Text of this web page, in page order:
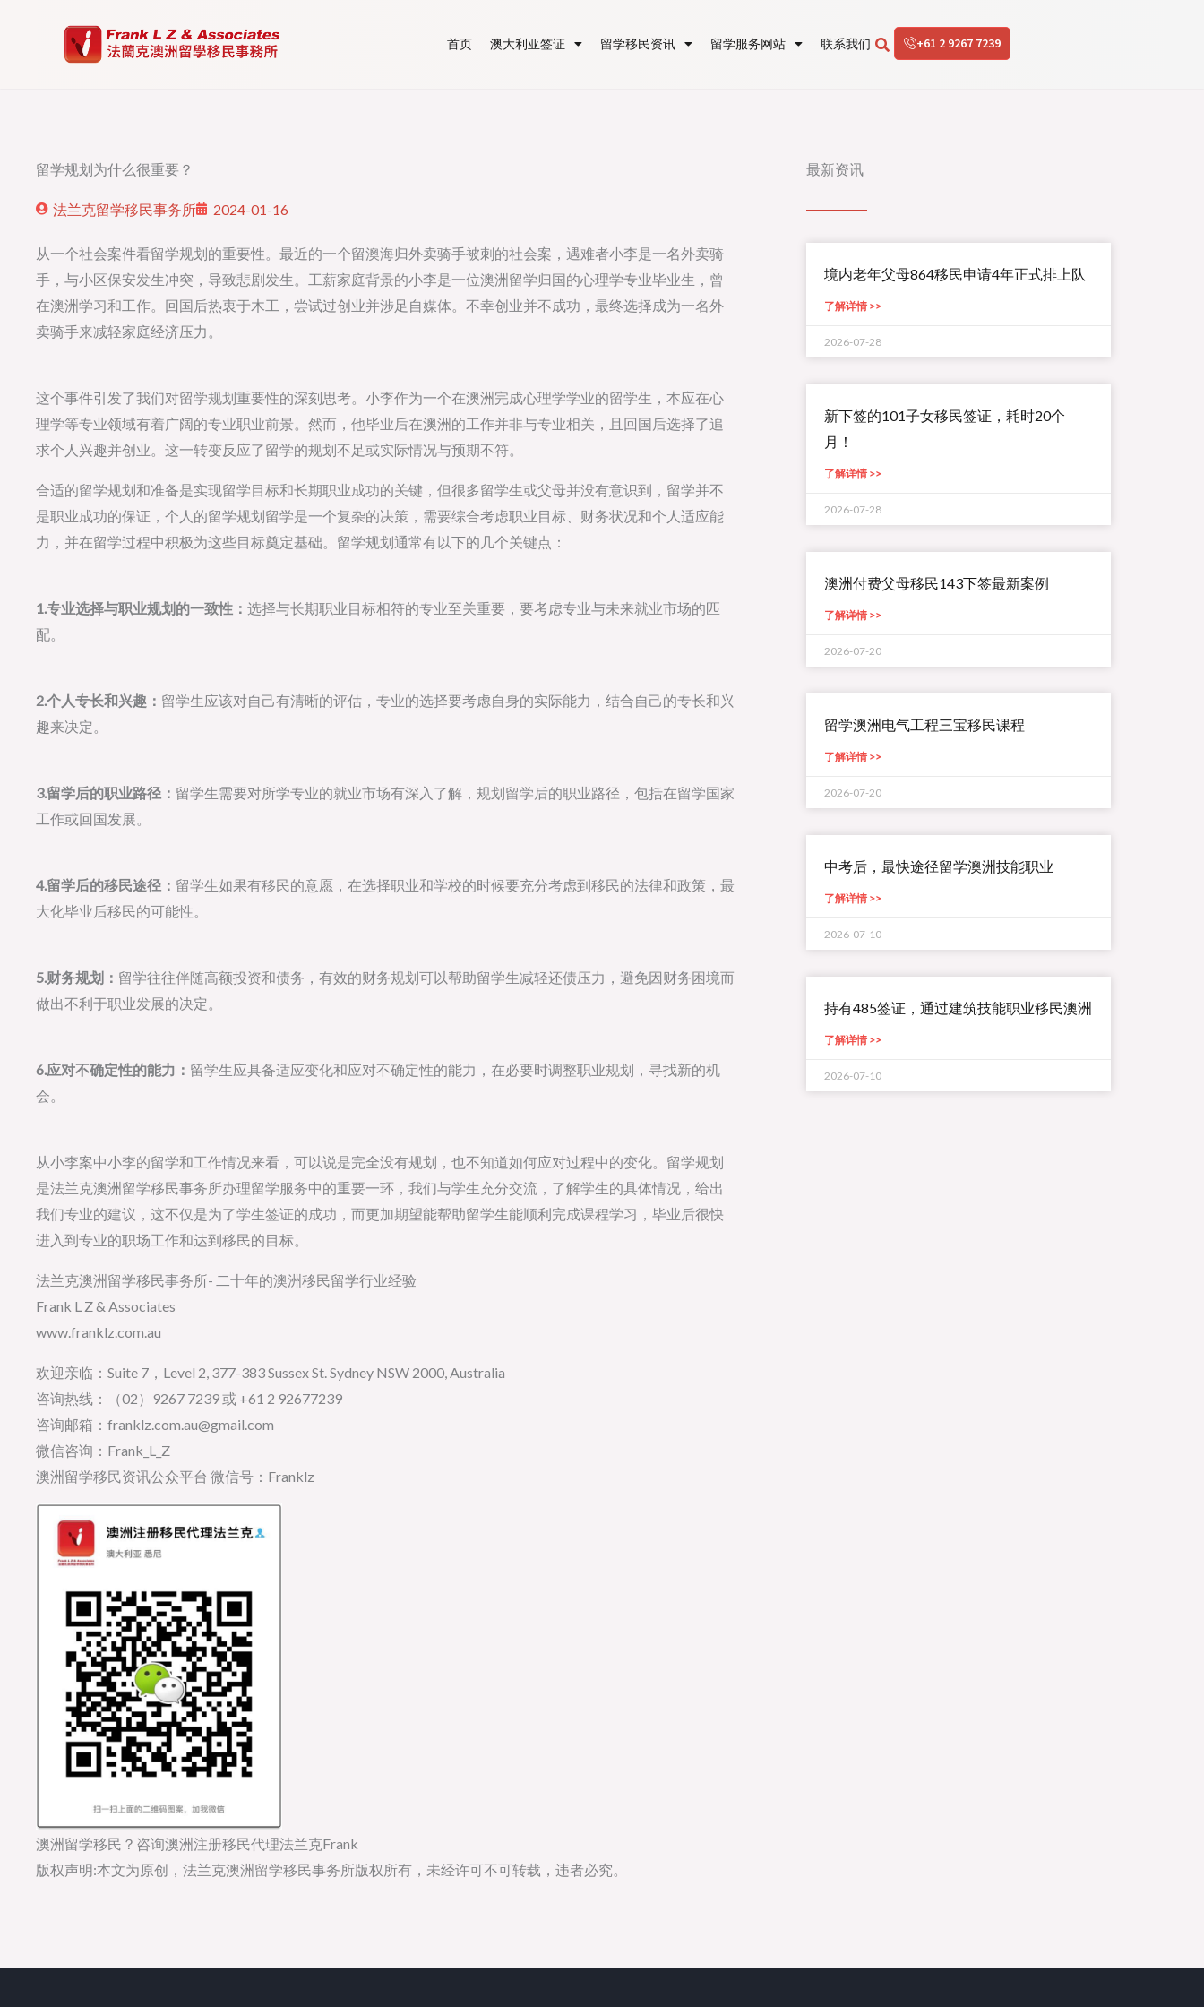
首页 澳大利亚签证 留学移民资讯 留学服务网站 联系我们 +61 2 9267 7239
留学规划为什么很重要？
法兰克留学移民事务所 2024-01-16
从一个社会案件看留学规划的重要性。最近的一个留澳海归外卖骑手被刺的社会案，遇难者小李是一名外卖骑
手，与小区保安发生冲突，导致悲剧发生。工薪家庭背景的小李是一位澳洲留学归国的心理学专业毕业生，曾
在澳洲学习和工作。回国后热衷于木工，尝试过创业并涉足自媒体。不幸创业并不成功，最终选择成为一名外
卖骑手来减轻家庭经济压力。
这个事件引发了我们对留学规划重要性的深刻思考。小李作为一个在澳洲完成心理学学业的留学生，本应在心
理学等专业领域有着广阔的专业职业前景。然而，他毕业后在澳洲的工作并非与专业相关，且回国后选择了追
求个人兴趣并创业。这一转变反应了留学的规划不足或实际情况与预期不符。
合适的留学规划和准备是实现留学目标和长期职业成功的关键，但很多留学生或父母并没有意识到，留学并不
是职业成功的保证，个人的留学规划留学是一个复杂的决策，需要综合考虑职业目标、财务状况和个人适应能
力，并在留学过程中积极为这些目标奠定基础。留学规划通常有以下的几个关键点：
1.专业选择与职业规划的一致性： 选择与长期职业目标相符的专业至关重要，要考虑专业与未来就业市场的匹
配。
2.个人专长和兴趣： 留学生应该对自己有清晰的评估，专业的选择要考虑自身的实际能力，结合自己的专长和兴
趣来决定。
3.留学后的职业路径： 留学生需要对所学专业的就业市场有深入了解，规划留学后的职业路径，包括在留学国家
工作或回国发展。
4.留学后的移民途径： 留学生如果有移民的意愿，在选择职业和学校的时候要充分考虑到移民的法律和政策，最
大化毕业后移民的可能性。
5.财务规划： 留学往往伴随高额投资和债务，有效的财务规划可以帮助留学生减轻还债压力，避免因财务困境而
做出不利于职业发展的决定。
6.应对不确定性的能力： 留学生应具备适应变化和应对不确定性的能力，在必要时调整职业规划，寻找新的机
会。
从小李案中小李的留学和工作情况来看，可以说是完全没有规划，也不知道如何应对过程中的变化。留学规划
是法兰克澳洲留学移民事务所办理留学服务中的重要一环，我们与学生充分交流，了解学生的具体情况，给出
我们专业的建议，这不仅是为了学生签证的成功，而更加期望能帮助留学生能顺利完成课程学习，毕业后很快
进入到专业的职场工作和达到移民的目标。
法兰克澳洲留学移民事务所- 二十年的澳洲移民留学行业经验
Frank L Z & Associates
www.franklz.com.au
欢迎亲临：Suite 7，Level 2, 377-383 Sussex St. Sydney NSW 2000, Australia
咨询热线：（02）9267 7239 或 +61 2 92677239
咨询邮箱：franklz.com.au@gmail.com
微信咨询：Frank_L_Z
澳洲留学移民资讯公众平台 微信号：Franklz
澳洲留学移民？咨询澳洲注册移民代理法兰克Frank
版权声明:本文为原创，法兰克澳洲留学移民事务所版权所有，未经许可不可转载，违者必究。
最新资讯
境内老年父母864移民申请4年正式排上队
了解详情 >>
2026-07-28
新下签的101子女移民签证，耗时20个
月！
了解详情 >>
2026-07-28
澳洲付费父母移民143下签最新案例
了解详情 >>
2026-07-20
留学澳洲电气工程三宝移民课程
了解详情 >>
2026-07-20
中考后，最快途径留学澳洲技能职业
了解详情 >>
2026-07-10
持有485签证，通过建筑技能职业移民澳洲
了解详情 >>
2026-07-10